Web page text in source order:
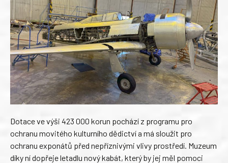
Dotace ve výši 423 000 korun pochází z programu pro
ochranu movitého kulturního dědictví a má sloužit pro
ochranu exponátů před nepříznivými vlivy prostředí. Muzeum
díky ní dopřeje letadlu nový kabát, který by jej měl pomoci